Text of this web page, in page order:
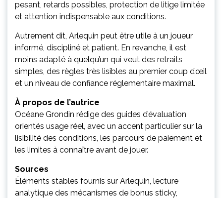
pesant, retards possibles, protection de litige limitée
et attention indispensable aux conditions.
Autrement dit, Arlequin peut être utile à un joueur
informé, discipliné et patient. En revanche, il est
moins adapté à quelqu’un qui veut des retraits
simples, des règles très lisibles au premier coup d’œil
et un niveau de confiance réglementaire maximal.
À propos de l’autrice
Océane Grondin rédige des guides d’évaluation
orientés usage réel, avec un accent particulier sur la
lisibilité des conditions, les parcours de paiement et
les limites à connaître avant de jouer.
Sources
Éléments stables fournis sur Arlequin, lecture
analytique des mécanismes de bonus sticky,